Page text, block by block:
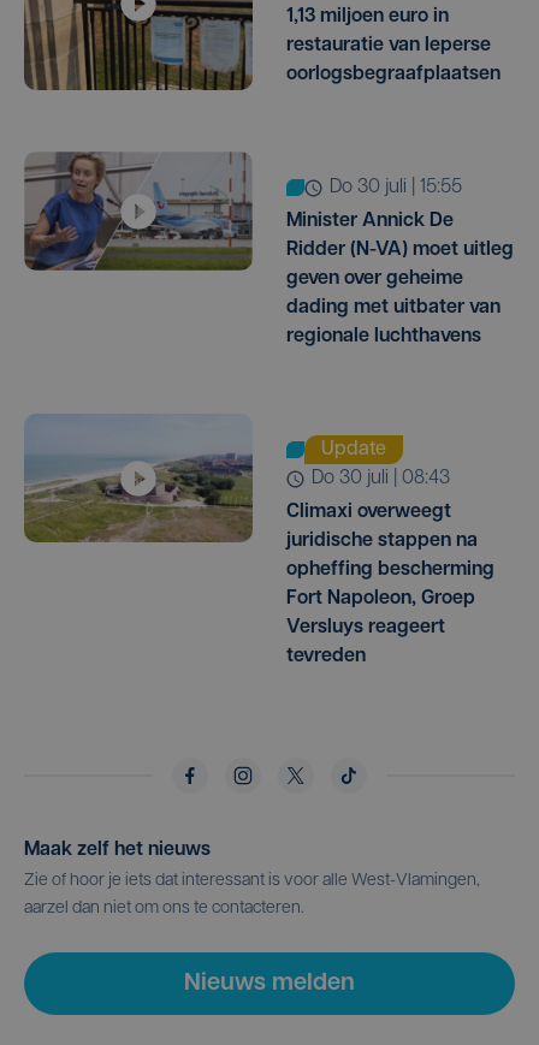
1,13 miljoen euro in
restauratie van Ieperse
oorlogsbegraafplaatsen
do 30 juli | 15:55
Minister Annick De
Ridder (N-VA) moet uitleg
geven over geheime
dading met uitbater van
regionale luchthavens
Update
do 30 juli | 08:43
Climaxi overweegt
juridische stappen na
opheffing bescherming
Fort Napoleon, Groep
Versluys reageert
tevreden
Maak zelf het nieuws
Zie of hoor je iets dat interessant is voor alle West-Vlamingen,
aarzel dan niet om ons te contacteren.
Nieuws melden